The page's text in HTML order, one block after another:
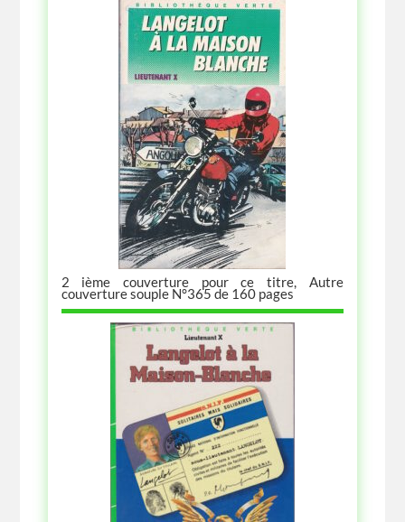
2 ième couverture pour ce titre, Autre
couverture souple N°365 de 160 pages